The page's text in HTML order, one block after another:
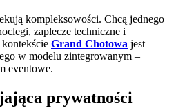
kompleksowości. Chcą jednego
zaplecze techniczne i
Grand Chotowa jest
w modelu zintegrowanym –
eventowe.
prywatności